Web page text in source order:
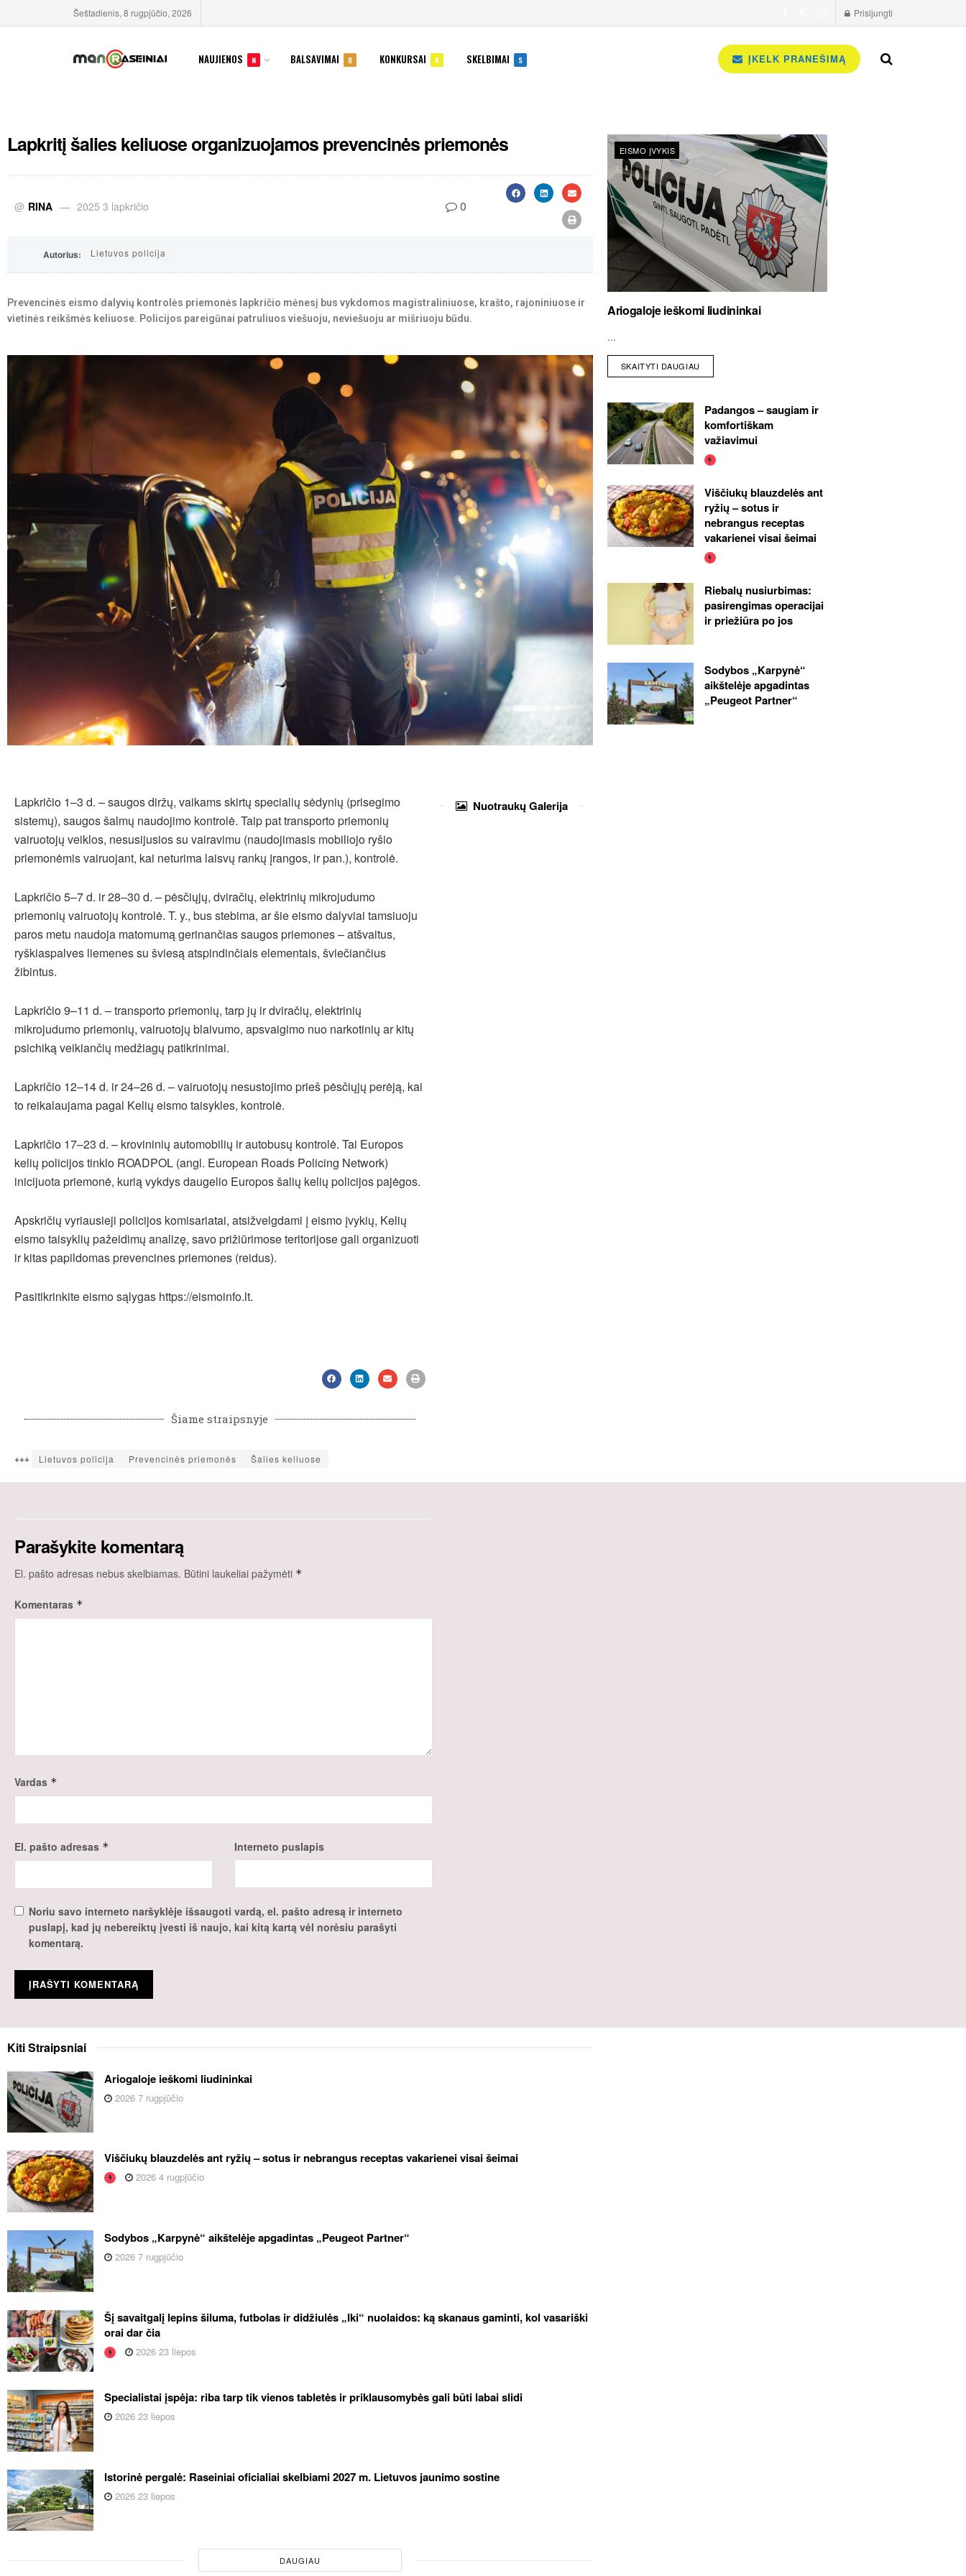
Šeštadienis, 8 rugpjūčio, 2026 Prisijungti
NAUJIENOS N BALSAVIMAI B KONKURSAI K SKELBIMAI S ĮKELK PRANEŠIMĄ
Lapkritį šalies keliuose organizuojamos prevencinės priemonės
@ RINA 2025 3 lapkričio 0
Autorius: Lietuvos policija
Prevencinės eismo dalyvių kontrolės priemonės lapkričio mėnesį bus vykdomos magistraliniuose, krašto, rajoniniuose ir
vietinės reikšmės keliuose. Policijos pareigūnai patruliuos viešuoju, neviešuoju ar mišriuoju būdu.
EISMO ĮVYKIS
Ariogaloje ieškomi liudininkai
...
SKAITYTI DAUGIAU
Padangos – saugiam ir
komfortiškam
važiavimui
Viščiukų blauzdelės ant
ryžių – sotus ir
nebrangus receptas
vakarienei visai šeimai
Riebalų nusiurbimas:
pasirengimas operacijai
ir priežiūra po jos
Sodybos „Karpynė“
aikštelėje apgadintas
„Peugeot Partner“
Lapkričio 1–3 d. – saugos diržų, vaikams skirtų specialių sėdynių (prisegimo
sistemų), saugos šalmų naudojimo kontrolė. Taip pat transporto priemonių
vairuotojų veiklos, nesusijusios su vairavimu (naudojimasis mobiliojo ryšio
priemonėmis vairuojant, kai neturima laisvų rankų įrangos, ir pan.), kontrolė.
Lapkričio 5–7 d. ir 28–30 d. – pėsčiųjų, dviračių, elektrinių mikrojudumo
priemonių vairuotojų kontrolė. T. y., bus stebima, ar šie eismo dalyviai tamsiuoju
paros metu naudoja matomumą gerinančias saugos priemones – atšvaitus,
ryškiaspalves liemenes su šviesą atspindinčiais elementais, šviečiančius
žibintus.
Lapkričio 9–11 d. – transporto priemonių, tarp jų ir dviračių, elektrinių
mikrojudumo priemonių, vairuotojų blaivumo, apsvaigimo nuo narkotinių ar kitų
psichiką veikiančių medžiagų patikrinimai.
Lapkričio 12–14 d. ir 24–26 d. – vairuotojų nesustojimo prieš pėsčiųjų perėją, kai
to reikalaujama pagal Kelių eismo taisykles, kontrolė.
Lapkričio 17–23 d. – krovininių automobilių ir autobusų kontrolė. Tai Europos
kelių policijos tinklo ROADPOL (angl. European Roads Policing Network)
inicijuota priemonė, kurią vykdys daugelio Europos šalių kelių policijos pajėgos.
Apskričių vyriausieji policijos komisariatai, atsižvelgdami į eismo įvykių, Kelių
eismo taisyklių pažeidimų analizę, savo prižiūrimose teritorijose gali organizuoti
ir kitas papildomas prevencines priemones (reidus).
Pasitikrinkite eismo sąlygas https://eismoinfo.lt.
Šiame straipsnyje
+++ Lietuvos policija Prevencinės priemonės Šalies keliuose
NuotraukųGalerija
Parašykite komentarą
El. pašto adresas nebus skelbiamas. Būtini laukeliai pažymėti *
Komentaras *
Vardas *
El. pašto adresas * Interneto puslapis
Noriu savo interneto naršyklėje išsaugoti vardą, el. pašto adresą ir interneto
puslapį, kad jų nebereiktų įvesti iš naujo, kai kitą kartą vėl norėsiu parašyti
komentarą.
KitiStraipsniai
Ariogaloje ieškomi liudininkai
2026 7 rugpjūčio
Viščiukų blauzdelės ant ryžių – sotus ir nebrangus receptas vakarienei visai šeimai
2026 4 rugpjūčio
Sodybos „Karpynė“ aikštelėje apgadintas „Peugeot Partner“
2026 7 rugpjūčio
Šį savaitgalį lepins šiluma, futbolas ir didžiulės „Iki“ nuolaidos: ką skanaus gaminti, kol vasariški
orai dar čia
2026 23 liepos
Specialistai įspėja: riba tarp tik vienos tabletės ir priklausomybės gali būti labai slidi
2026 23 liepos
Istorinė pergalė: Raseiniai oficialiai skelbiami 2027 m. Lietuvos jaunimo sostine
2026 23 liepos
DAUGIAU